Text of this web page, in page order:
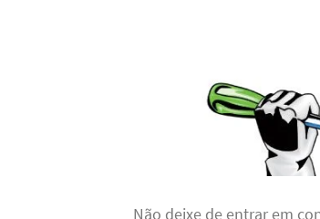
Não deixe de entrar em